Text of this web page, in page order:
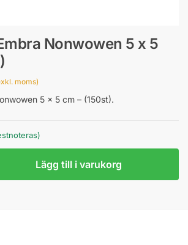
Nonwowen 5 x 5
moms)
5 x 5 cm – (150st).
Lägg till i varukorg